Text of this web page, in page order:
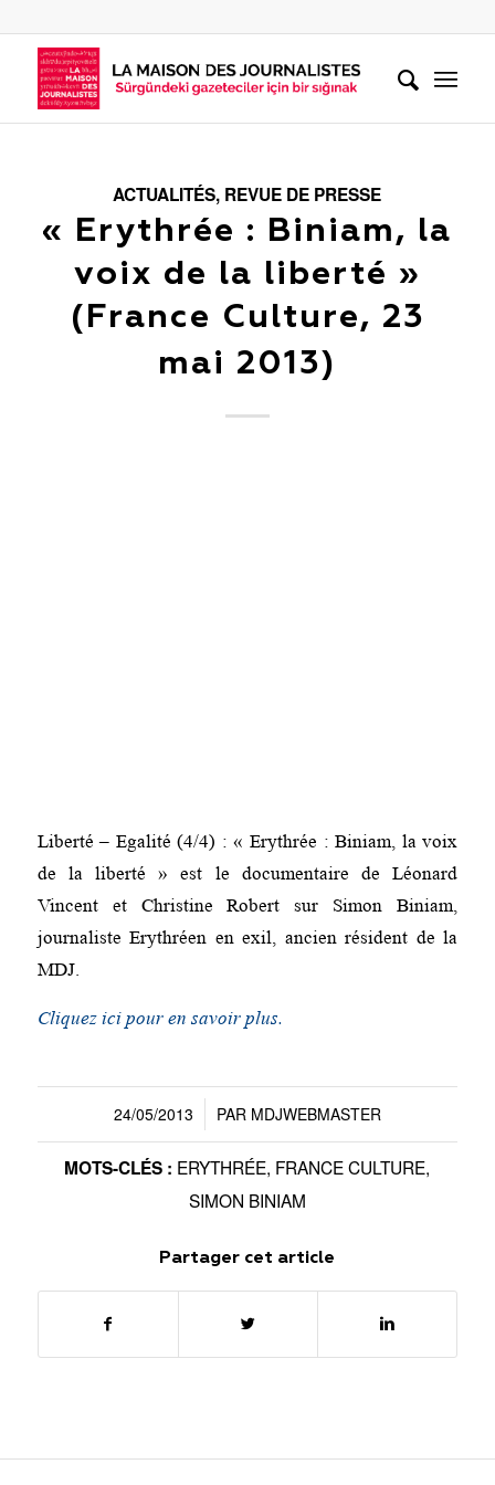
ACTUALITÉS, REVUE DE PRESSE
« Erythrée : Biniam, la
voix de la liberté »
(France Culture, 23
mai 2013)
Liberté – Egalité (4/4) : « Erythrée : Biniam, la voix
de la liberté » est le documentaire de Léonard
Vincent et Christine Robert sur Simon Biniam,
journaliste Erythréen en exil, ancien résident de la
MDJ.
Cliquez ici pour en savoir plus.
24/05/2013
/ PAR MDJWEBMASTER
MOTS-CLÉS : ERYTHRÉE, FRANCE CULTURE,
SIMON BINIAM
Partager cet article